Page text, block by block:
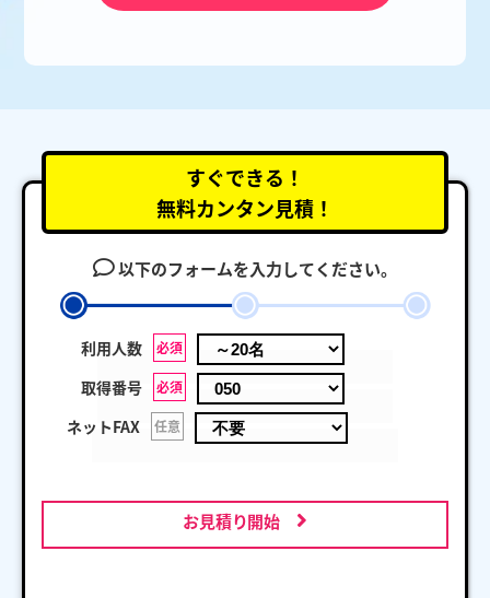
すぐできる！
無料カンタン見積！
以下のフォームを入力してください。
利用人数 必須
取得番号 必須
ネットFAX 任意
お見積り開始